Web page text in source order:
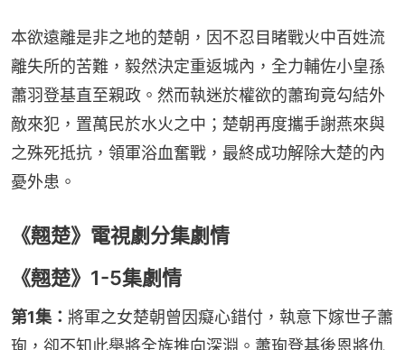
本欲遠離是非之地的楚朝，因不忍目睹戰火中百姓流
離失所的苦難，毅然決定重返城內，全力輔佐小皇孫
蕭羽登基直至親政。然而執迷於權欲的蕭珣竟勾結外
敵來犯，置萬民於水火之中；楚朝再度攜手謝燕來與
之殊死抵抗，領軍浴血奮戰，最終成功解除大楚的內
憂外患。
《翹楚》電視劇分集劇情
《翹楚》1-5集劇情
第1集： 將軍之女楚朝曾因癡心錯付，執意下嫁世子蕭
珣，卻不知此舉將全族推向深淵。蕭珣登基後恩將仇